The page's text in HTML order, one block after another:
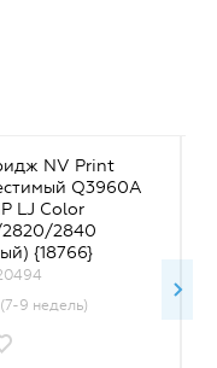
NV Print
Q3960A
LJ Color
2840
{18766}
9 недель)